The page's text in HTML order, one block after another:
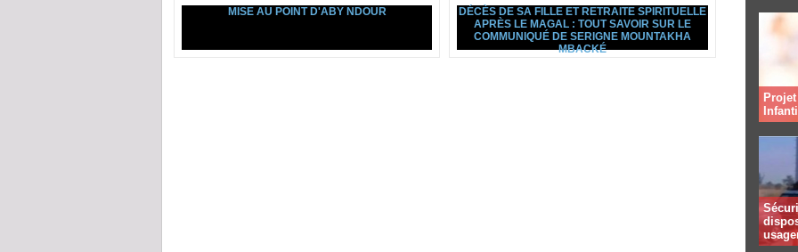
MISE AU POINT D'ABY NDOUR
DÉCÈS DE SA FILLE ET RETRAITE SPIRITUELLE
APRÈS LE MAGAL : TOUT SAVOIR SUR LE
COMMUNIQUÉ DE SERIGNE MOUNTAKHA
MBACKÉ